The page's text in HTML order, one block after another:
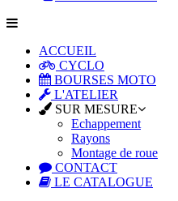
ACCUEIL
CYCLO
BOURSES MOTO
L'ATELIER
SUR MESURE
Echappement
Rayons
Montage de roue
CONTACT
LE CATALOGUE